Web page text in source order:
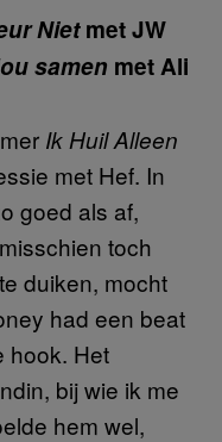
Nietmet JW
samen met Ali
Ik Huil Alleen
met Hef. In
goed als af,
toch
duiken, mocht
had een beat
hook. Het
bij wie ik me
hem wel,